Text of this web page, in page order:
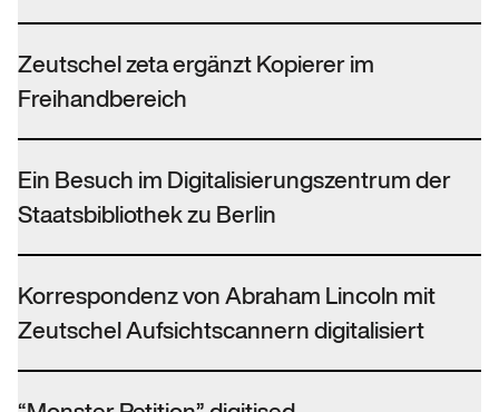
Zeutschel zeta ergänzt Kopierer im
Freihandbereich
Ein Besuch im Digitalisierungszentrum der
Staatsbibliothek zu Berlin
Korrespondenz von Abraham Lincoln mit
Zeutschel Aufsichtscannern digitalisiert